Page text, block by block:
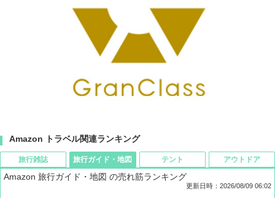
Amazon トラベル関連ランキング
旅行雑誌 旅行ガイド・地図
Amazon 旅行ガイド・地図 の売れ筋ランキング
更新日時：2026/08/09 06:02
テント アウトドア